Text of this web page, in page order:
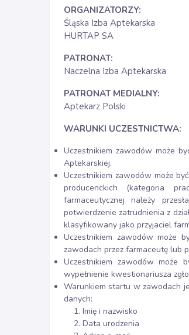
ORGANIZATORZY:
Śląska Izba Aptekarska
HURTAP SA
PATRONAT:
Naczelna Izba Aptekarska
PATRONAT MEDIALNY:
Aptekarz Polski
WARUNKI UCZESTNICTWA:
Uczestnikiem zawodów może
Aptekarskiej.
Uczestnikiem zawodów może
producenckich (kategoria
farmaceutycznej należy
potwierdzenie zatrudnienia z
klasyfikowany jako przyjaciel
Uczestnikiem zawodów może
zawodach przez farmaceutę lub
Uczestnikiem zawodów może
wypełnienie kwestionariusza
Warunkiem startu w zawodach
danych:
Imię i nazwisko
Data urodzenia